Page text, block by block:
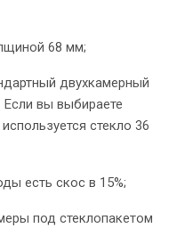
68 мм;
двухкамерный
Если вы выбираете
стекло 36
есть скос в 15%;
под стеклопакетом